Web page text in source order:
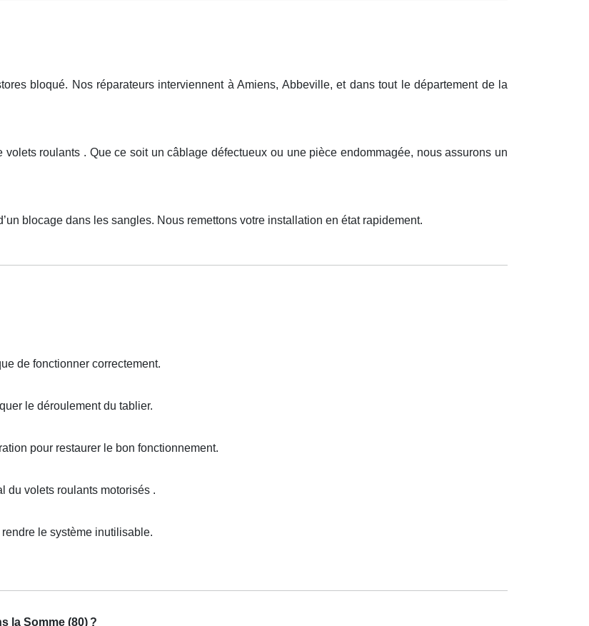
bloqué. Nos réparateurs interviennent à Amiens, Abbeville, et dans tout le département de la
roulants . Que ce soit un câblage défectueux ou une pièce endommagée, nous assurons un
blocage dans les sangles. Nous remettons votre installation en état rapidement.
de fonctionner correctement.
le déroulement du tablier.
pour restaurer le bon fonctionnement.
du volets roulants motorisés .
le système inutilisable.
la Somme (80) ?